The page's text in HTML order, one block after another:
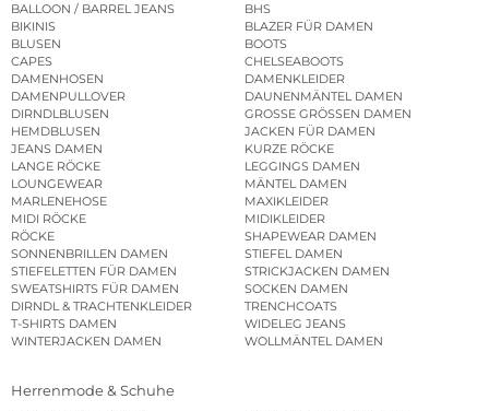
BALLOON / BARREL JEANS
BHS
BIKINIS
BLAZER FÜR DAMEN
BLUSEN
BOOTS
CAPES
CHELSEABOOTS
DAMENHOSEN
DAMENKLEIDER
DAMENPULLOVER
DAUNENMÄNTEL DAMEN
DIRNDLBLUSEN
GROSSE GRÖSSEN DAMEN
HEMDBLUSEN
JACKEN FÜR DAMEN
JEANS DAMEN
KURZE RÖCKE
LANGE RÖCKE
LEGGINGS DAMEN
LOUNGEWEAR
MÄNTEL DAMEN
MARLENEHOSE
MAXIKLEIDER
MIDI RÖCKE
MIDIKLEIDER
RÖCKE
SHAPEWEAR DAMEN
SONNENBRILLEN DAMEN
STIEFEL DAMEN
STIEFELETTEN FÜR DAMEN
STRICKJACKEN DAMEN
SWEATSHIRTS FÜR DAMEN
SOCKEN DAMEN
DIRNDL & TRACHTENKLEIDER
TRENCHCOATS
T-SHIRTS DAMEN
WIDELEG JEANS
WINTERJACKEN DAMEN
WOLLMÄNTEL DAMEN
Herrenmode & Schuhe